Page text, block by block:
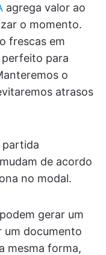
agrega valor ao
o momento.
frescas em
para
o
atrasos
partida
de acordo
no modal.
gerar um
um documento
mesma forma,